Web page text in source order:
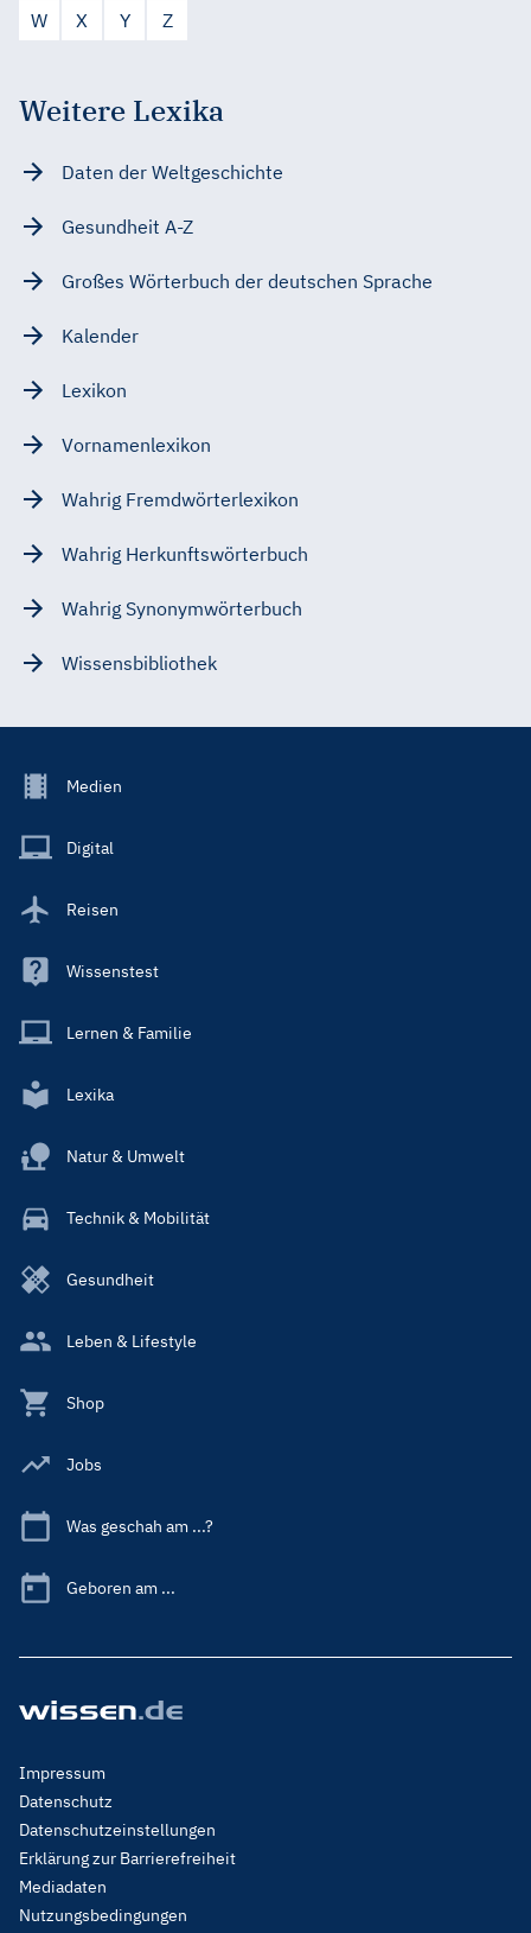
W
X Y Z
Weitere Lexika
Daten der Weltgeschichte
Gesundheit A-Z
Großes Wörterbuch der deutschen Sprache
Kalender
Lexikon
Vornamenlexikon
Wahrig Fremdwörterlexikon
Wahrig Herkunftswörterbuch
Wahrig Synonymwörterbuch
Wissensbibliothek
Footer
Main
Medien
Digital
Reisen
Wissenstest
Lernen & Familie
Lexika
Natur & Umwelt
Technik & Mobilität
Gesundheit
Leben & Lifestyle
Shop
Jobs
Was geschah am ...?
Geboren am ...
Footer
Menu
Legal
Impressum
Datenschutz
Datenschutzeinstellungen
Erklärung zur Barrierefreiheit
Mediadaten
Nutzungsbedingungen